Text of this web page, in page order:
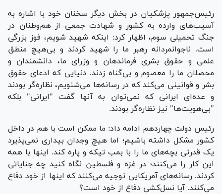
رئیس‌جمهور پزشکیان در بخش دیگر سخنان خود با اشاره به
آسیب‌های وارده به کشور و شهادت جمعی از هم‌وطنان در
جنگ تحمیلی سوم، اظهار کرد: اینکه شهید شویم، فوز بزرگی
است. ناجوانمردانه رهبر ما را شهید کردند و بی‌هیچ منطق
علمی و حقوق بشری فرماندهان و وزرای ما، دانشمندان و
محصلان ما را معصوم و بی‌گناه زدند. دنیایی که ادعای حقوق
بشر و قوانینی می‌کند که در رسانه‌ها می‌شنویم، نظاره‌گر بودند
و عده‌ای ایرانی که نمی‌توان به آنها گفت "ایرانی" بلکه
"بی‌هویت‌ها" نیز نظاره‌گر بودند.
رئیس دولت چهاردهم ادامه داد: ما ممکن است با هم در داخل
کشور مشکل داشته باشیم؛ اما هیچ وجدان بیداری نمی‌پذیرد
یک قدرتی بچه‌های ما را با بمب تیکه و پاره کند. اینها با همه
این کار را می‌کنند؛ در غزه و فلسطین نگاه کنید چه جنایاتی
کردند. رسانه‌های آمریکایی توجیه می‌کنند که اینها از خود دفاع
می‌کنند. آیا نسل‌کشی دفاع از خود است؟